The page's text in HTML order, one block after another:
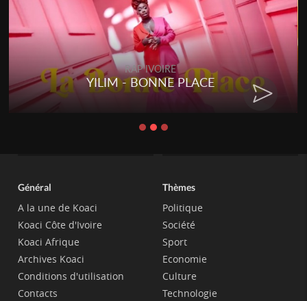
RAP IVOIRE
YILIM - BONNE PLACE
Général
A la une de Koaci
Koaci Côte d'Ivoire
Koaci Afrique
Archives Koaci
Conditions d'utilisation
Contacts
Thèmes
Politique
Société
Sport
Economie
Culture
Technologie